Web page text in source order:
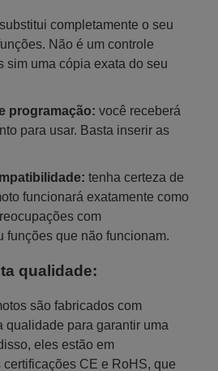
completamente o seu
Não é um controle
sim uma cópia exata do seu
programação: você receberá
para usar. Basta inserir as
tenha certeza de
funcionará exatamente como
com
funções que não funcionam.
qualidade:
são fabricados com
qualidade para garantir uma
eles estão em
CE e RoHS, que